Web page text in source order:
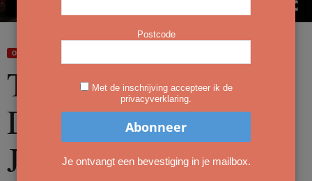
OVERZICHT
Talkshow ging weer
Dwars door Oost in
Jungle
Postcode
Met de inschrijving accepteer ik de
privacyverklaring.
Je ontvangt een bevestiging in je mailbox.